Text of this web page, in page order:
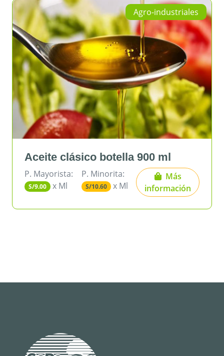
Agro-industriales
botella 900 ml
P. Minorita:
S/10.60 x Ml
Más
información
P. Mayorista:
S/3.27